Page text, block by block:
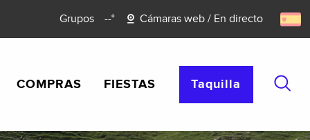
Grupos --° Cámaras web / En directo
COMPRAS FIESTAS Taquilla